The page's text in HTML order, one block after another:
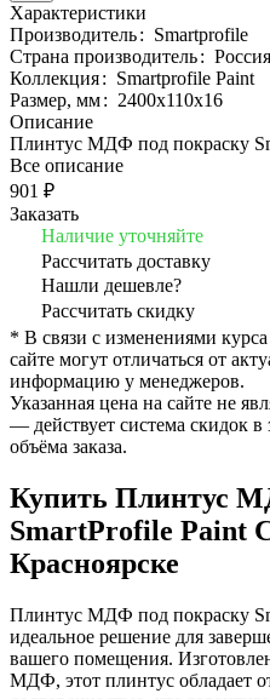
Характеристики
Производитель: Smartprofile
Страна производитель: Россия
Коллекция: Smartprofile Paint
Размер, мм: 2400х110х16
Описание
Плинтус МДФ под покраску
Все описание
901 ₽
Заказать
Наличие уточняйте
Рассчитать доставку
Нашли дешевле?
Рассчитать скидку
* В связи с изменениями
сайте могут отличаться от
информацию у менеджеров.
Указанная цена на сайте не
— действует система скидок в
объёма заказа.
Купить Плинтус
SmartProfile Paint
Красноярске
Плинтус МДФ под покраску
идеальное решение для
вашего помещения.
МДФ, этот плинтус обладает